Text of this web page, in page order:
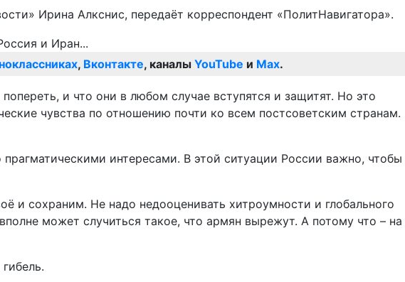
Ирина Алкснис, передаёт корреспондент «ПолитНавигатора».
, Вконтакте, каналы YouTube и Max.
и что они в любом случае вступятся и защитят. Но это
чувства по отношению почти ко всем постсоветским странам.
интересами. В этой ситуации России важно, чтобы
сохраним. Не надо недооценивать хитроумности и глобального
может случиться такое, что армян вырежут. А потому что – на